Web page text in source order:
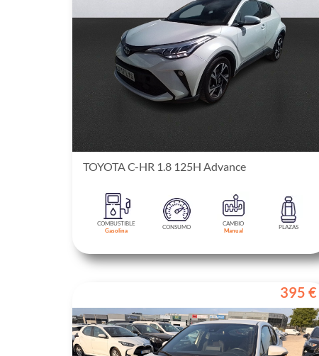
TOYOTA C-HR 1.8 125H Advance
COMBUSTIBLE
Gasolina
CONSUMO
CAMBIO
Manual
PLAZAS
395 €